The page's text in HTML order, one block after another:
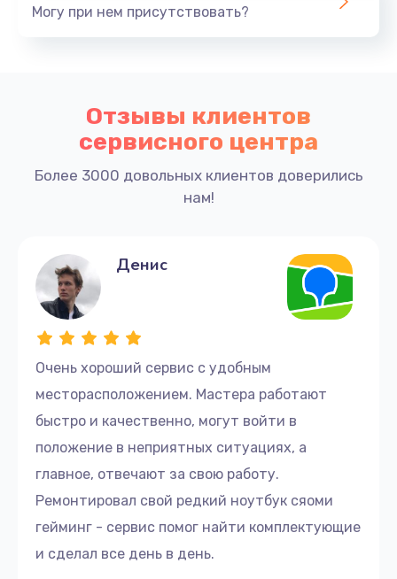
Могу при нем присутствовать?
Отзывы клиентов
сервисного центра
Более 3000 довольных клиентов доверились
нам!
Очень хороший сервис с удобным
месторасположением. Мастера работают
быстро и качественно, могут войти в
положение в неприятных ситуациях, а
главное, отвечают за свою работу.
Ремонтировал свой редкий ноутбук сяоми
гейминг - сервис помог найти комплектующие
и сделал все день в день.
Денис